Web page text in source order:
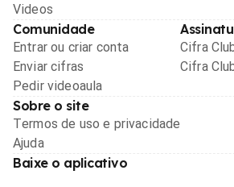
Videos
Comunidade
Entrar ou criar conta
Enviar cifras
Pedir videoaula
Cifra
Cifra
Sobre o site
Termos de uso e privacidade
Ajuda
Baixe o aplicativo